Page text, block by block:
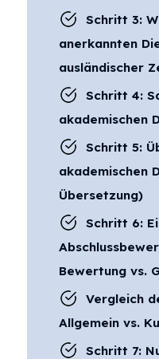
Schritt 3:
anerkannten
ausländischer
Schritt 4:
akademischen
Schritt 5:
akademischen
Übersetzung)
Schritt 6:
Bewertung vs.
Vergleich
Allgemein vs.
Schritt 7: